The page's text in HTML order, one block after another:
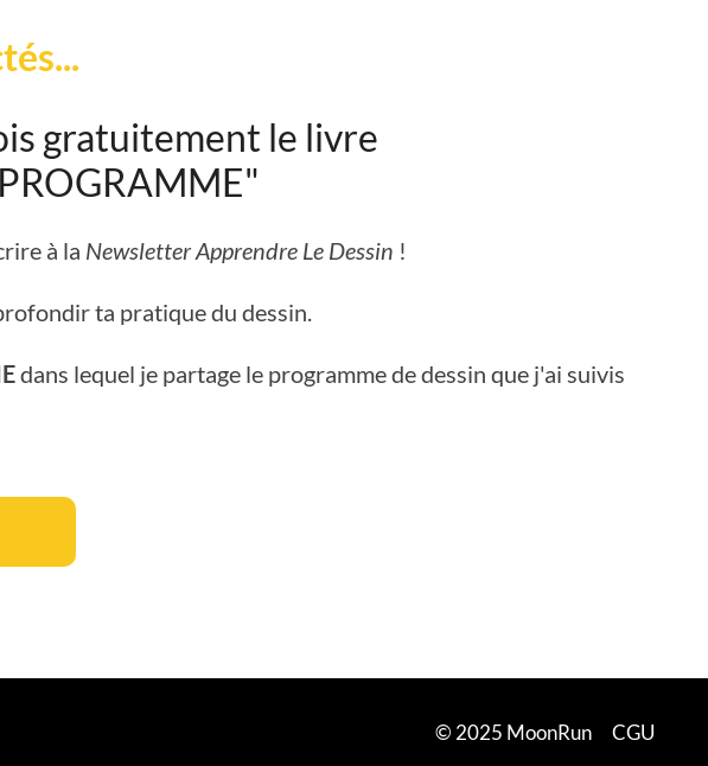
gratuitement le livre
à la Newsletter Apprendre Le Dessin !
ta pratique du dessin.
dans lequel je partage le programme de dessin que j'ai suivis
© 2025 MoonRun CGU